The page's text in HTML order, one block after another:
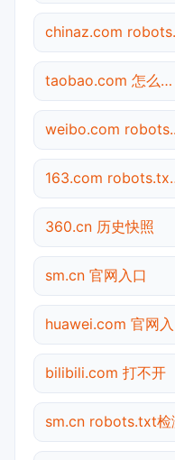
taobao.com 怎么进入
360.cn 历史快照
sm.cn 官网入口
bilibili.com 打不开
sm.cn robots.txt检